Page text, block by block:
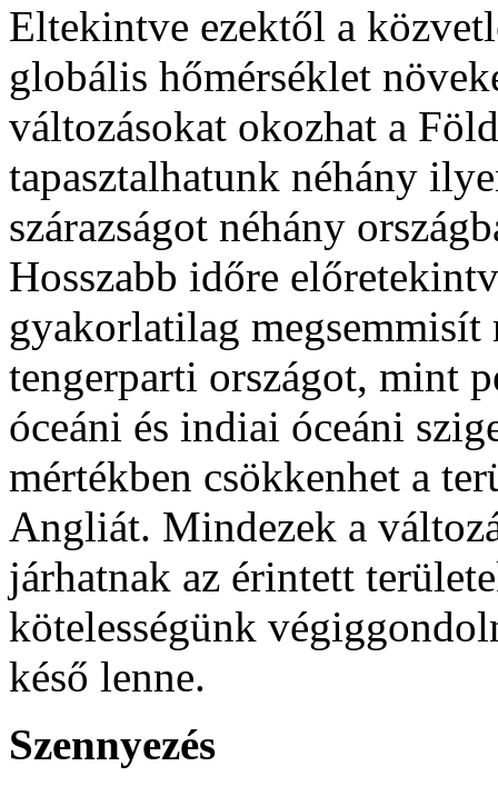
Eltekintve ezektől a
globális hőmérséklet
változásokat okozhat a
tapasztalhatunk néhány
szárazságot néhány
Hosszabb időre
gyakorlatilag megsemmisít
tengerparti országot, mint
óceáni és indiai óceáni
mértékben csökkenhet a
Angliát. Mindezek a
járhatnak az érintett
kötelességünk
késő lenne.
Szennyezés